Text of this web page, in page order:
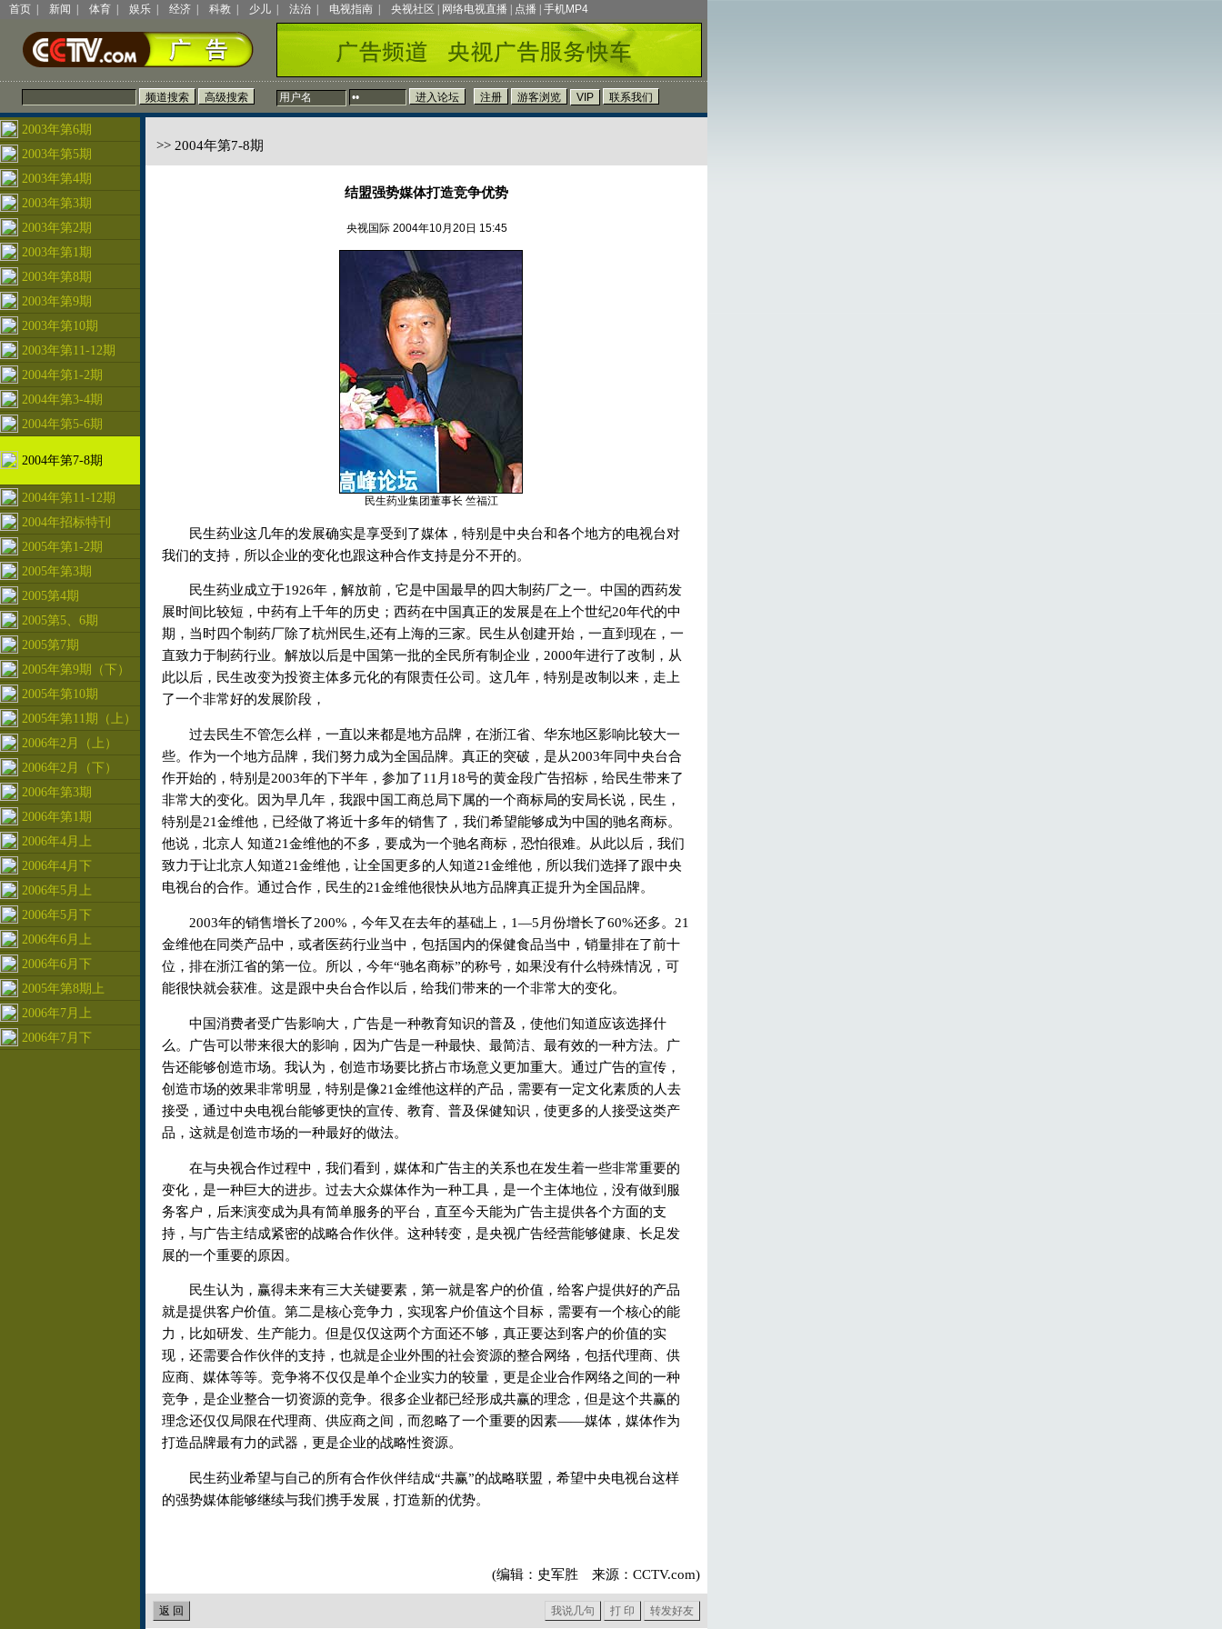
首页 新闻 体育 娱乐 经济 科教 少儿 法治 电视指南 央视社区 网络电视直播 点播 手机MP4
2003年第6期
2003年第5期
2003年第4期
2003年第3期
2003年第2期
2003年第1期
2003年第8期
2003年第9期
2003年第10期
2003年第11-12期
2004年第1-2期
2004年第3-4期
2004年第5-6期
2004年第7-8期
2004年第11-12期
2004年招标特刊
2005年第1-2期
2005年第3期
2005第4期
2005第5、6期
2005第7期
2005年第9期（下）
2005年第10期
2005年第11期（上）
2006年2月（上）
2006年2月（下）
2006年第3期
2006年第1期
2006年4月上
2006年4月下
2006年5月上
2006年5月下
2006年6月上
2006年6月下
2005年第8期上
2006年7月上
2006年7月下
>> 2004年第7-8期
结盟强势媒体打造竞争优势
央视国际 2004年10月20日 15:45
民生药业集团董事长 竺福江
民生药业这几年的发展确实是享受到了媒体，特别是中央台和各个地方的电视台对
我们的支持，所以企业的变化也跟这种合作支持是分不开的。
民生药业成立于1926年，解放前，它是中国最早的四大制药厂之一。中国的西药发
展时间比较短，中药有上千年的历史；西药在中国真正的发展是在上个世纪20年代的中
期，当时四个制药厂除了杭州民生,还有上海的三家。民生从创建开始，一直到现在，一
直致力于制药行业。解放以后是中国第一批的全民所有制企业，2000年进行了改制，从
此以后，民生改变为投资主体多元化的有限责任公司。这几年，特别是改制以来，走上
了一个非常好的发展阶段，
过去民生不管怎么样，一直以来都是地方品牌，在浙江省、华东地区影响比较大一
些。作为一个地方品牌，我们努力成为全国品牌。真正的突破，是从2003年同中央台合
作开始的，特别是2003年的下半年，参加了11月18号的黄金段广告招标，给民生带来了
非常大的变化。因为早几年，我跟中国工商总局下属的一个商标局的安局长说，民生，
特别是21金维他，已经做了将近十多年的销售了，我们希望能够成为中国的驰名商标。
他说，北京人 知道21金维他的不多，要成为一个驰名商标，恐怕很难。从此以后，我们
致力于让北京人知道21金维他，让全国更多的人知道21金维他，所以我们选择了跟中央
电视台的合作。通过合作，民生的21金维他很快从地方品牌真正提升为全国品牌。
2003年的销售增长了200%，今年又在去年的基础上，1—5月份增长了60%还多。21
金维他在同类产品中，或者医药行业当中，包括国内的保健食品当中，销量排在了前十
位，排在浙江省的第一位。所以，今年“驰名商标”的称号，如果没有什么特殊情况，可
能很快就会获准。这是跟中央台合作以后，给我们带来的一个非常大的变化。
中国消费者受广告影响大，广告是一种教育知识的普及，使他们知道应该选择什
么。广告可以带来很大的影响，因为广告是一种最快、最简洁、最有效的一种方法。广
告还能够创造市场。我认为，创造市场要比挤占市场意义更加重大。通过广告的宣传，
创造市场的效果非常明显，特别是像21金维他这样的产品，需要有一定文化素质的人去
接受，通过中央电视台能够更快的宣传、教育、普及保健知识，使更多的人接受这类产
品，这就是创造市场的一种最好的做法。
在与央视合作过程中，我们看到，媒体和广告主的关系也在发生着一些非常重要的
变化，是一种巨大的进步。过去大众媒体作为一种工具，是一个主体地位，没有做到服
务客户，后来演变成为具有简单服务的平台，直至今天能为广告主提供各个方面的支
持，与广告主结成紧密的战略合作伙伴。这种转变，是央视广告经营能够健康、长足发
展的一个重要的原因。
民生认为，赢得未来有三大关键要素，第一就是客户的价值，给客户提供好的产品
就是提供客户价值。第二是核心竞争力，实现客户价值这个目标，需要有一个核心的能
力，比如研发、生产能力。但是仅仅这两个方面还不够，真正要达到客户的价值的实
现，还需要合作伙伴的支持，也就是企业外围的社会资源的整合网络，包括代理商、供
应商、媒体等等。竞争将不仅仅是单个企业实力的较量，更是企业合作网络之间的一种
竞争，是企业整合一切资源的竞争。很多企业都已经形成共赢的理念，但是这个共赢的
理念还仅仅局限在代理商、供应商之间，而忽略了一个重要的因素——媒体，媒体作为
打造品牌最有力的武器，更是企业的战略性资源。
民生药业希望与自己的所有合作伙伴结成“共赢”的战略联盟，希望中央电视台这样
的强势媒体能够继续与我们携手发展，打造新的优势。
(编辑：史军胜 来源： CCTV.com)